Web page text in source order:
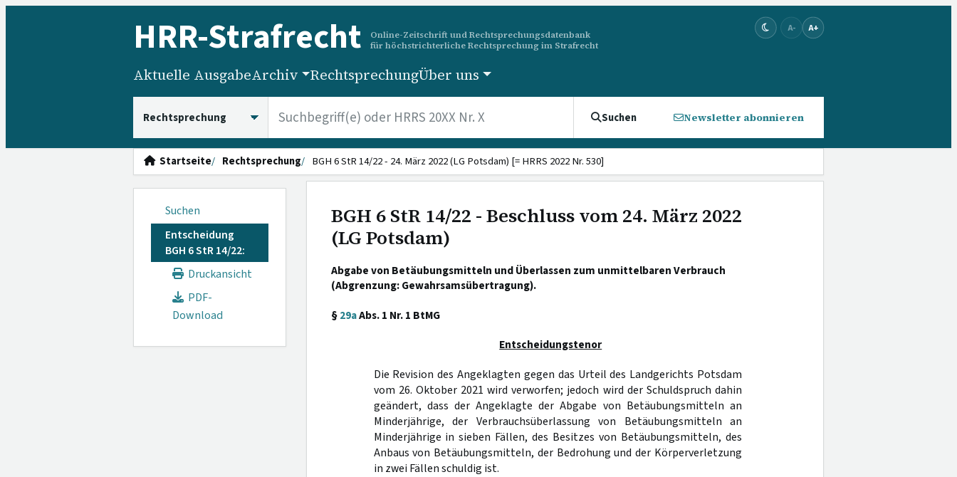
HRR-Strafrecht
Online-Zeitschrift und Rechtsprechungsdatenbank
für höchstrichterliche Rechtsprechung im Strafrecht
A- A+
Aktuelle AusgabeArchiv RechtsprechungÜber uns
Suchen Newsletter abonnieren
Startseite Rechtsprechung BGH 6 StR 14/22 - 24. März 2022 (LG Potsdam) [= HRRS 2022 Nr. 530]
Suchen
Entscheidung
BGH 6 StR 14/22:
Druckansicht
PDF-
Download
BGH 6 StR 14/22 - Beschluss vom 24. März 2022
(LG Potsdam)
Abgabe von Betäubungsmitteln und Überlassen zum unmittelbaren Verbrauch
(Abgrenzung: Gewahrsamsübertragung).
§29aAbs. 1 Nr. 1 BtMG
Entscheidungstenor
Die Revision des Angeklagten gegen das Urteil des Landgerichts Potsdam
vom 26. Oktober 2021 wird verworfen; jedoch wird der Schuldspruch dahin
geändert, dass der Angeklagte der Abgabe von Betäubungsmitteln an
Minderjährige, der Verbrauchsüberlassung von Betäubungsmitteln an
Minderjährige in sieben Fällen, des Besitzes von Betäubungsmitteln, des
Anbaus von Betäubungsmitteln, der Bedrohung und der Körperverletzung
in zwei Fällen schuldig ist.